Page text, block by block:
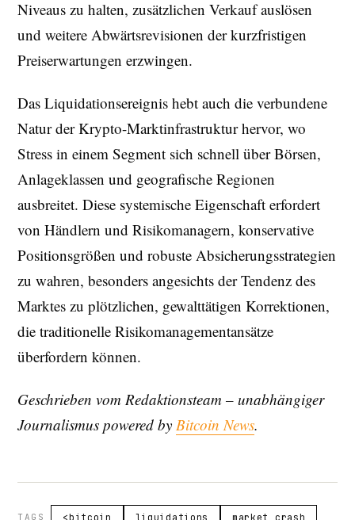
Niveaus zu halten, zusätzlichen Verkauf auslösen
und weitere Abwärtsrevisionen der kurzfristigen
Preiserwartungen erzwingen.
Das Liquidationsereignis hebt auch die verbundene
Natur der Krypto-Marktinfrastruktur hervor, wo
Stress in einem Segment sich schnell über Börsen,
Anlageklassen und geografische Regionen
ausbreitet. Diese systemische Eigenschaft erfordert
von Händlern und Risikomanagern, konservative
Positionsgrößen und robuste Absicherungsstrategien
zu wahren, besonders angesichts der Tendenz des
Marktes zu plötzlichen, gewalttätigen Korrektionen,
die traditionelle Risikomanagementansätze
überfordern können.
Geschrieben vom Redaktionsteam – unabhängiger
Journalismus powered by Bitcoin News.
TAGS <bitcoin liquidations market crash